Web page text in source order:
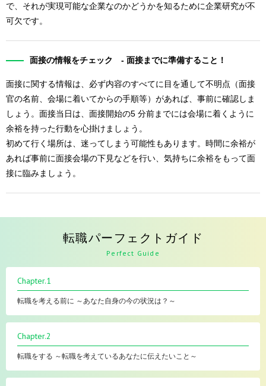
で、それが実現可能な企業なのかどうかを知るために企業研究が不
可欠です。
面接の情報をチェック - 面接までに準備すること！
面接に関する情報は、必ず内容のすべてに目を通して不明点（面接
官の名前、会場に着いてからの手順等）があれば、事前に確認しま
しょう。面接当日は、面接開始の5 分前までには会場に着くように
余裕を持った行動を心掛けましょう。
初めて行く場所は、迷ってしまう可能性もあります。時間に余裕が
あれば事前に面接会場の下見などを行い、気持ちに余裕をもって面
接に臨みましょう。
転職パーフェクトガイド
Perfect Guide
Chapter.1
転職を考える前に ～あなた自身の今の状況は？～
Chapter.2
転職をする ～転職を考えているあなたに伝えたいこと～